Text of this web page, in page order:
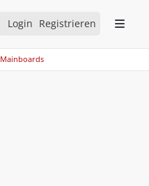
Login Registrieren
Mainboards